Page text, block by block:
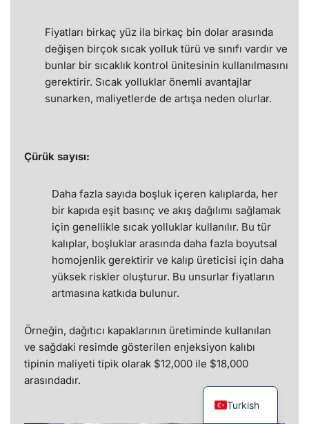
Fiyatları birkaç yüz ila birkaç bin dolar arasında
değişen birçok sıcak yolluk türü ve sınıfı vardır ve
bunlar bir sıcaklık kontrol ünitesinin kullanılmasını
gerektirir. Sıcak yolluklar önemli avantajlar
sunarken, maliyetlerde de artışa neden olurlar.
Çürük sayısı:
Daha fazla sayıda boşluk içeren kalıplarda, her
bir kapıda eşit basınç ve akış dağılımı sağlamak
için genellikle sıcak yolluklar kullanılır. Bu tür
kalıplar, boşluklar arasında daha fazla boyutsal
homojenlik gerektirir ve kalıp üreticisi için daha
yüksek riskler oluşturur. Bu unsurlar fiyatların
artmasına katkıda bulunur.
Örneğin, dağıtıcı kapaklarının üretiminde kullanılan
ve sağdaki resimde gösterilen enjeksiyon kalıbı
tipinin maliyeti tipik olarak $12,000 ile $18,000
arasındadır.
Turkish